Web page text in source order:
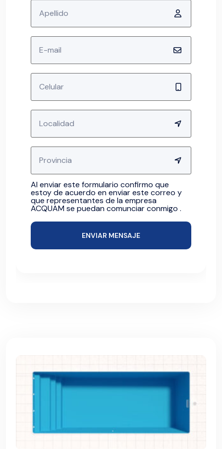
Al enviar este formulario confirmo que
estoy de acuerdo en enviar este correo y
que representantes de la empresa
ACQUAM se puedan comunciar conmigo .